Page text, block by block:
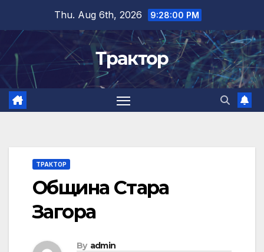
content
Thu. Aug 6th, 2026 9:28:00 PM
Трактор
ТРАКТОР
Община Стара
Загора
By admin